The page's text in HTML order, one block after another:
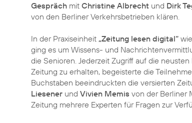
Gespräch mit Christine Albrecht und Dirk
von den Berliner Verkehrsbetrieben klären.
In der Praxiseinheit „Zeitung lesen digital“
ging es um Wissens- und
die Senioren. Jederzeit Zugriff auf die
Zeitung zu erhalten, begeisterte die
Buchstaben beeindruckten die versierten
Liesener und Vivien Memis von der Berliner
Zeitung mehrere Experten für Fragen zur